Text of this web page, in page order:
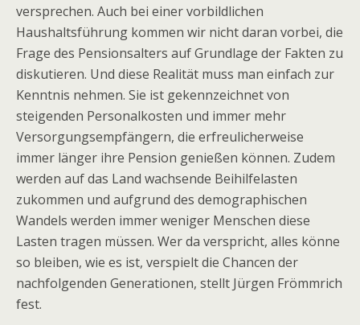
versprechen. Auch bei einer vorbildlichen
Haushaltsführung kommen wir nicht daran vorbei, die
Frage des Pensionsalters auf Grundlage der Fakten zu
diskutieren. Und diese Realität muss man einfach zur
Kenntnis nehmen. Sie ist gekennzeichnet von
steigenden Personalkosten und immer mehr
Versorgungsempfängern, die erfreulicherweise
immer länger ihre Pension genießen können. Zudem
werden auf das Land wachsende Beihilfelasten
zukommen und aufgrund des demographischen
Wandels werden immer weniger Menschen diese
Lasten tragen müssen. Wer da verspricht, alles könne
so bleiben, wie es ist, verspielt die Chancen der
nachfolgenden Generationen, stellt Jürgen Frömmrich
fest.